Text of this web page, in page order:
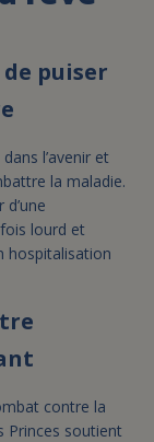
DEVENIR
puiser
l’avenir et
la maladie.
lourd et
hospitalisation
contre la
Princes soutient